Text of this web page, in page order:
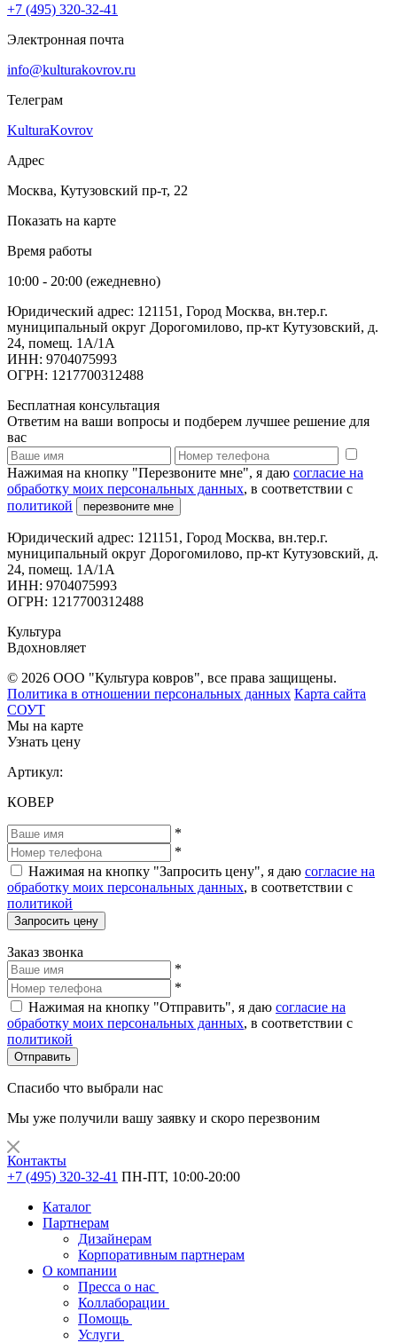
+7 (495) 320-32-41
Электронная почта
info@kulturakovrov.ru
Телеграм
KulturaKovrov
Адрес
Москва, Кутузовский пр-т, 22
Показать на карте
Время работы
10:00 - 20:00 (ежедневно)
Юридический адрес: 121151, Город Москва, вн.тер.г.
муниципальный округ Дорогомилово, пр-кт Кутузовский, д.
24, помещ. 1А/1А
ИНН: 9704075993
ОГРН: 1217700312488
Бесплатная консультация
Ответим на ваши вопросы и подберем лучшее решение для
вас
Нажимая на кнопку "Перезвоните мне", я даю согласие на
обработку моих персональных данных, в соответствии с
политикой
перезвоните мне
Юридический адрес: 121151, Город Москва, вн.тер.г.
муниципальный округ Дорогомилово, пр-кт Кутузовский, д.
24, помещ. 1А/1А
ИНН: 9704075993
ОГРН: 1217700312488
Культура
Вдохновляет
© 2026 ООО "Культура ковров", все права защищены.
Политика в отношении персональных данных Карта сайта
СОУТ
Мы на карте
Узнать цену
Артикул:
КОВЕР
*
*
Нажимая на кнопку "Запросить цену", я даю согласие на
обработку моих персональных данных, в соответствии с
политикой
Запросить цену
Заказ звонка
*
*
Нажимая на кнопку "Отправить", я даю согласие на
обработку моих персональных данных, в соответствии с
политикой
Отправить
Спасибо что выбрали нас
Мы уже получили вашу заявку и скоро перезвоним
Контакты
+7 (495) 320-32-41 ПН-ПТ, 10:00-20:00
Каталог
Партнерам
Дизайнерам
Корпоративным партнерам
О компании
Пресса о нас
Коллаборации
Помощь
Услуги